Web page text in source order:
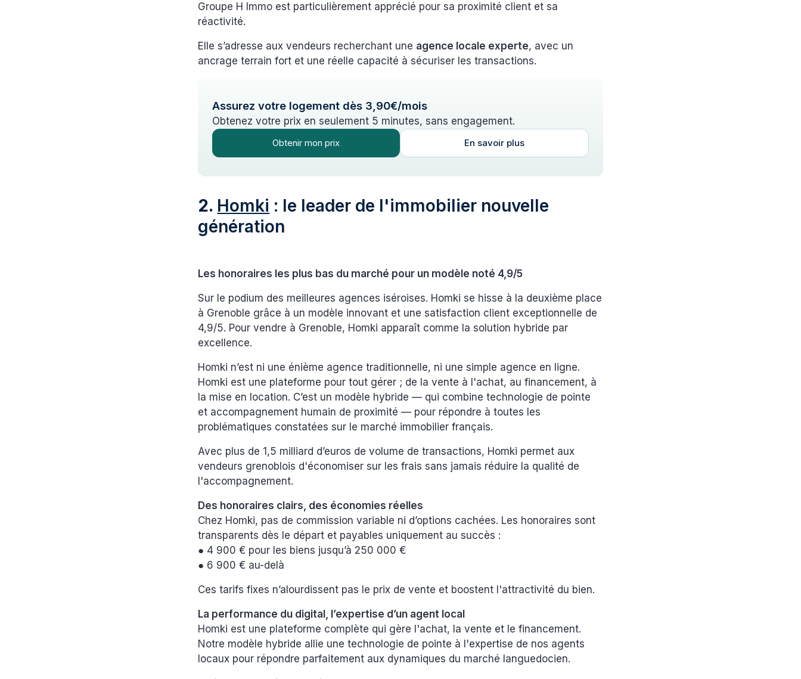
Groupe H Immo est particulièrement apprécié pour sa proximité client et sa
réactivité.
Elle s’adresse aux vendeurs recherchant une agence locale experte, avec un
ancrage terrain fort et une réelle capacité à sécuriser les transactions.
Assurez votre logement dès 3,90€/mois
Obtenez votre prix en seulement 5 minutes, sans engagement.
Obtenir mon prix En savoir plus
2. Homki : le leader de l'immobilier nouvelle
génération
Les honoraires les plus bas du marché pour un modèle noté 4,9/5
Sur le podium des meilleures agences iséroises. Homki se hisse à la deuxième place
à Grenoble grâce à un modèle innovant et une satisfaction client exceptionnelle de
4,9/5. Pour vendre à Grenoble, Homki apparaît comme la solution hybride par
excellence.
Homki n’est ni une énième agence traditionnelle, ni une simple agence en ligne.
Homki est une plateforme pour tout gérer ; de la vente à l'achat, au financement, à
la mise en location. C’est un modèle hybride — qui combine technologie de pointe
et accompagnement humain de proximité — pour répondre à toutes les
problématiques constatées sur le marché immobilier français.
Avec plus de 1,5 milliard d’euros de volume de transactions, Homki permet aux
vendeurs grenoblois d'économiser sur les frais sans jamais réduire la qualité de
l'accompagnement.
Des honoraires clairs, des économies réelles
Chez Homki, pas de commission variable ni d’options cachées. Les honoraires sont
transparents dès le départ et payables uniquement au succès :
● 4 900 € pour les biens jusqu’à 250 000 €
● 6 900 € au-delà
Ces tarifs fixes n’alourdissent pas le prix de vente et boostent l'attractivité du bien.
La performance du digital, l’expertise d’un agent local
Homki est une plateforme complète qui gère l'achat, la vente et le financement.
Notre modèle hybride allie une technologie de pointe à l'expertise de nos agents
locaux pour répondre parfaitement aux dynamiques du marché languedocien.